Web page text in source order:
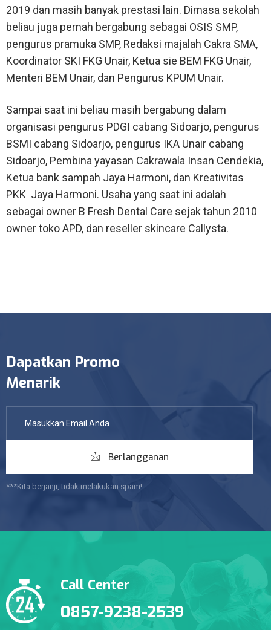
2019 dan masih banyak prestasi lain. Dimasa sekolah
beliau juga pernah bergabung sebagai OSIS SMP,
pengurus pramuka SMP, Redaksi majalah Cakra SMA,
Koordinator SKI FKG Unair, Ketua sie BEM FKG Unair,
Menteri BEM Unair, dan Pengurus KPUM Unair.
Sampai saat ini beliau masih bergabung dalam
organisasi pengurus PDGI cabang Sidoarjo, pengurus
BSMI cabang Sidoarjo, pengurus IKA Unair cabang
Sidoarjo, Pembina yayasan Cakrawala Insan Cendekia,
Ketua bank sampah Jaya Harmoni, dan Kreativitas
PKK Jaya Harmoni. Usaha yang saat ini adalah
sebagai owner B Fresh Dental Care sejak tahun 2010
owner toko APD, dan reseller skincare Callysta.
Dapatkan Promo
Menarik
Berlangganan
***Kita berjanji, tidak melakukan spam!
Call Center
0857-9238-2539